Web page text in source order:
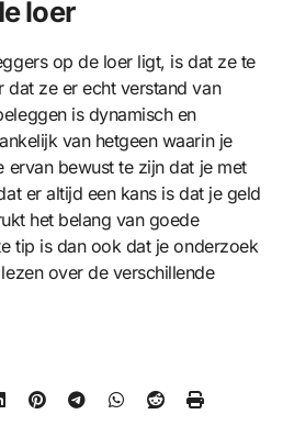
loer
op de loer ligt, is dat ze te
dat ze er echt verstand van
is dynamisch en
van hetgeen waarin je
ervan bewust te zijn dat je met
er altijd een kans is dat je geld
het belang van goede
tip is dan ook dat je onderzoek
over de verschillende